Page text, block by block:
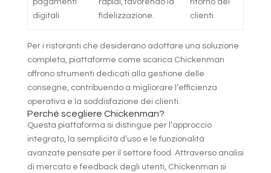
pagamenti
digitali
rapidi, favorendo la
fidelizzazione.
ritorno dei
clienti.
Per i ristoranti che desiderano adottare una soluzione
completa, piattaforme come scarica Chickenman
offrono strumenti dedicati alla gestione delle
consegne, contribuendo a migliorare l’efficienza
operativa e la soddisfazione dei clienti.
Perché scegliere Chickenman?
Questa piattaforma si distingue per l’approccio
integrato, la semplicità d’uso e le funzionalità
avanzate pensate per il settore food. Attraverso analisi
di mercato e feedback degli utenti, Chickenman si